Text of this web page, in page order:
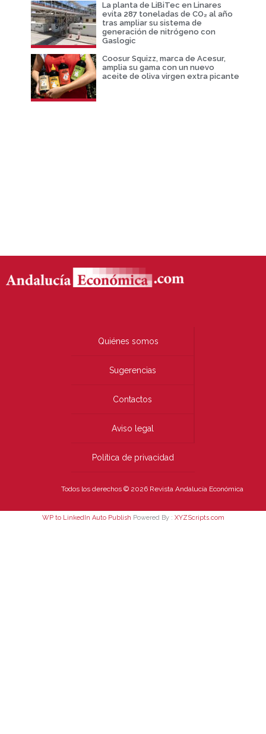
La planta de LiBiTec en Linares
evita 287 toneladas de CO₂ al año
tras ampliar su sistema de
generación de nitrógeno con
Gaslogic
Coosur Squizz, marca de Acesur,
amplia su gama con un nuevo
aceite de oliva virgen extra picante
Quiénes somos
Sugerencias
Contactos
Aviso legal
Política de privacidad
Todos los derechos © 2026 Revista Andalucía Económica
WP to LinkedIn Auto Publish Powered By : XYZScripts.com